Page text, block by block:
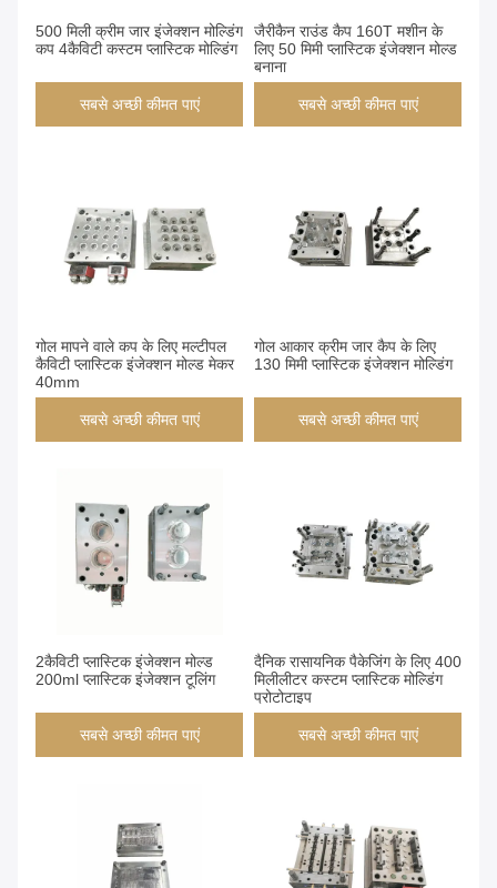
500 मिली क्रीम जार इंजेक्शन मोल्डिंग
कप 4कैविटी कस्टम प्लास्टिक मोल्डिंग
सबसे अच्छी कीमत पाएं
जैरीकैन राउंड कैप 160T मशीन के
लिए 50 मिमी प्लास्टिक इंजेक्शन मोल्ड
बनाना
सबसे अच्छी कीमत पाएं
गोल मापने वाले कप के लिए मल्टीपल
कैविटी प्लास्टिक इंजेक्शन मोल्ड मेकर
40mm
सबसे अच्छी कीमत पाएं
गोल आकार क्रीम जार कैप के लिए
130 मिमी प्लास्टिक इंजेक्शन मोल्डिंग
सबसे अच्छी कीमत पाएं
2कैविटी प्लास्टिक इंजेक्शन मोल्ड
200ml प्लास्टिक इंजेक्शन टूलिंग
सबसे अच्छी कीमत पाएं
दैनिक रासायनिक पैकेजिंग के लिए 400
मिलीलीटर कस्टम प्लास्टिक मोल्डिंग
प्रोटोटाइप
सबसे अच्छी कीमत पाएं